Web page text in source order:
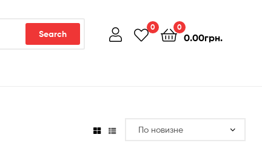
Search
0 0
0.00грн.